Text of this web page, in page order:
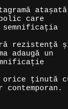
atașată
care
semnificația
rezistență
adaugă un
orice ținută